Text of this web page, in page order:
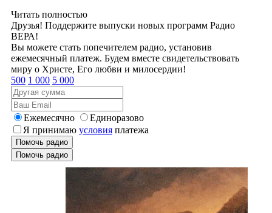
Читать полностью
Друзья! Поддержите выпуски новых программ Радио
ВЕРА!
Вы можете стать попечителем радио, установив
ежемесячный платеж. Будем вместе свидетельствовать
миру о Христе, Его любви и милосердии!
500 1 000 5 000
Ежемесячно
Единоразово
Я принимаю условия платежа
Помочь радио
Помочь радио